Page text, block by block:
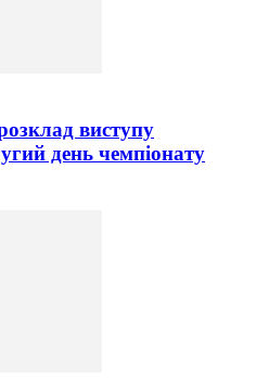
виступу
день чемпіонату